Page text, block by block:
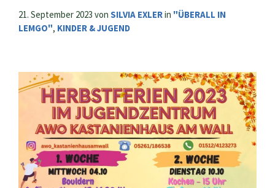
21. September 2023 von SILVIA EXLERin "ÜBERALL IN
LEMGO", KINDER & JUGEND